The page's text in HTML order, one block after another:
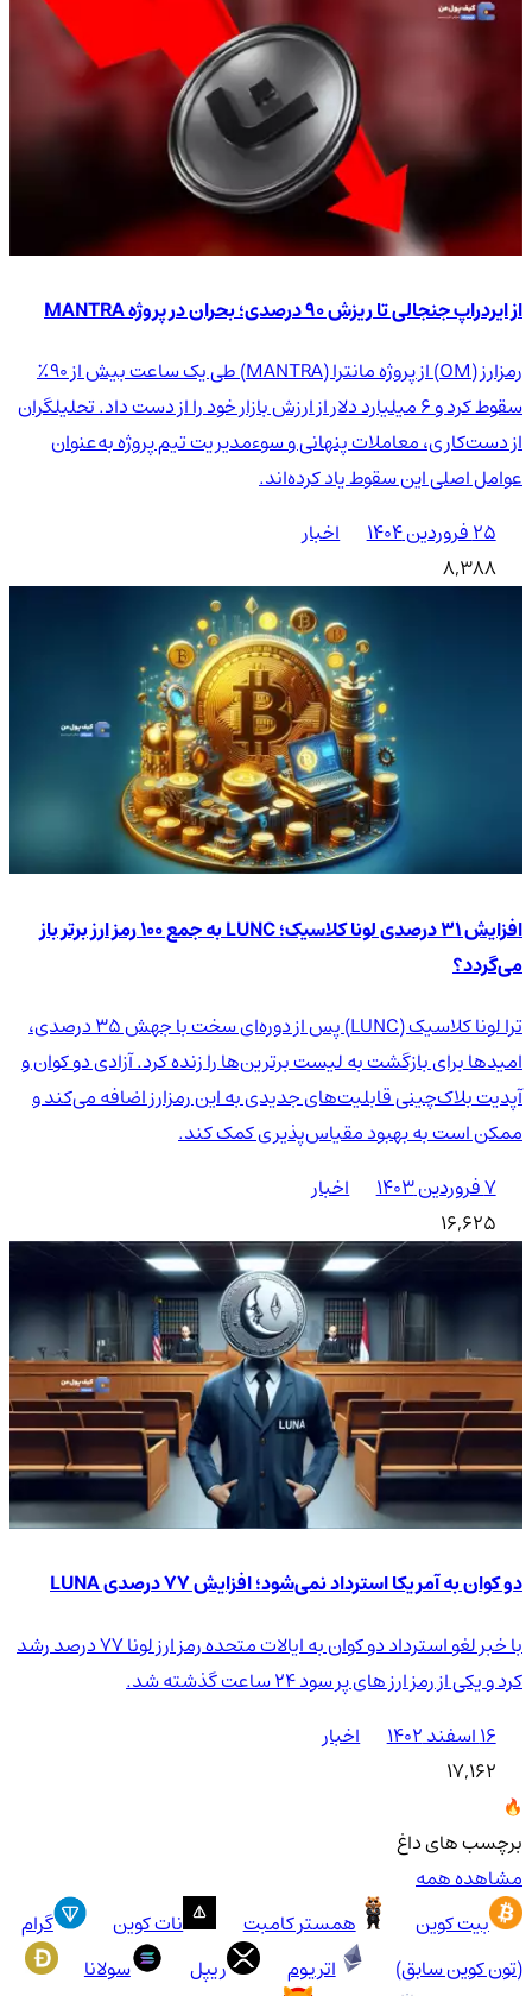
از ایردراپ جنجالی تا ریزش ۹۰ درصدی؛ بحران در پروژه MANTRA
رمزارز (OM) از پروژه مانترا (MANTRA) طی یک ساعت بیش از ۹۰٪
سقوط کرد و ۶ میلیارد دلار از ارزش بازار خود را از دست داد. تحلیلگران
از دست‌کاری، معاملات پنهانی و سوءمدیریت تیم پروژه به‌عنوان
عوامل اصلی این سقوط یاد کرده‌اند.
۲۵ فروردین ۱۴۰۴
اخبار
8,388
افزایش 31 درصدی لونا کلاسیک؛ LUNC به جمع 100 رمز ارز برتر باز
می‌گردد؟
ترا لونا کلاسیک (LUNC) پس از دوره‌ای سخت با جهش ۳۵ درصدی،
امیدها برای بازگشت به لیست برترین‌ها را زنده کرد. آزادی دو کوان و
آپدیت بلاک‌چینی قابلیت‌های جدیدی به این رمزارز اضافه می‌کند و
ممکن است به بهبود مقیاس‌پذیری کمک کند.
۷ فروردین ۱۴۰۳
اخبار
16,625
دو کوان به آمریکا استرداد نمی‌شود؛ افزایش 77 درصدی LUNA
با خبر لغو استرداد دو کوان به ایالات متحده رمز ارز لونا 77 درصد رشد
کرد و یکی از رمز ارز های پر سود 24 ساعت گذشته شد.
۱۶ اسفند ۱۴۰۲
اخبار
17,162
برچسب های داغ
مشاهده همه
بیت کوین
همستر کامبت نات کوین
گرام
(تون کوین سابق)
اتریوم ریپل
سولانا